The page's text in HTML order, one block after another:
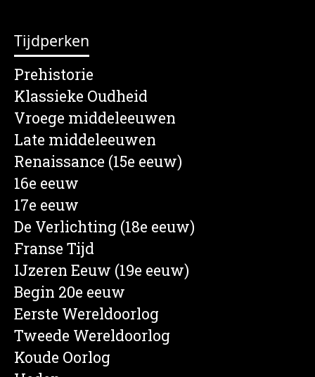
Tijdperken
Prehistorie
Klassieke Oudheid
Vroege middeleeuwen
Late middeleeuwen
Renaissance (15e eeuw)
16e eeuw
17e eeuw
De Verlichting (18e eeuw)
Franse Tijd
IJzeren Eeuw (19e eeuw)
Begin 20e eeuw
Eerste Wereldoorlog
Tweede Wereldoorlog
Koude Oorlog